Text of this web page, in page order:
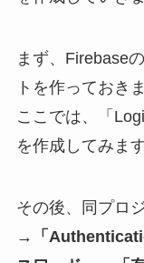
まず、Firebase
トを作っておき
ここでは、「
を作成してみます
その後、同プロ
→「